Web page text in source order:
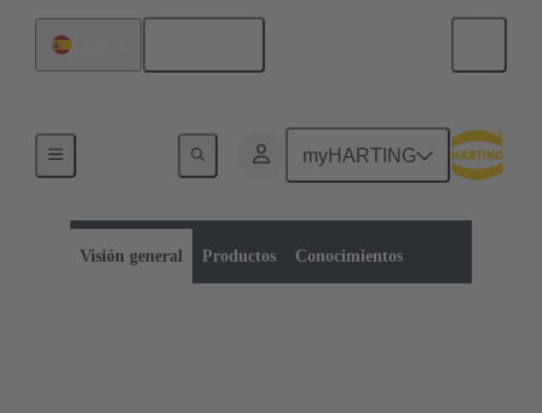
myHARTING
Visión general Productos Conocimientos
Conectores circulares